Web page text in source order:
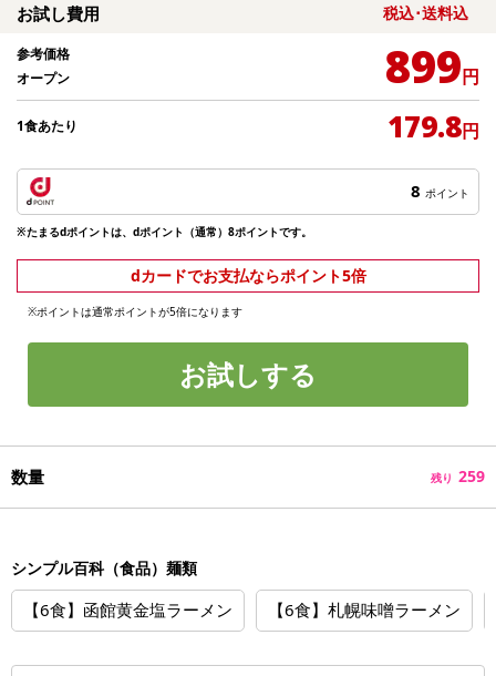
お試し費用 税込･送料込
参考価格
オープン
899円
1食あたり 179.8円
8 ポイント
※たまるdポイントは、dポイント（通常）8ポイントです。
dカードでお支払ならポイント5倍
※ポイントは通常ポイントが5倍になります
お試しする
数量 残り 259
シンプル百科（食品）麺類
【6食】函館黄金塩ラーメン 【6食】札幌味噌ラーメン